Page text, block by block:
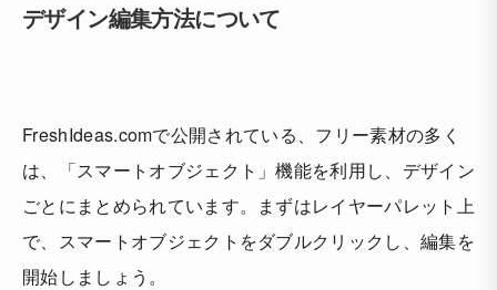
デザイン編集方法について
FreshIdeas.comで公開されている、フリー素材の多く
は、「スマートオブジェクト」機能を利用し、デザイン
ごとにまとめられています。まずはレイヤーパレット上
で、スマートオブジェクトをダブルクリックし、編集を
開始しましょう。